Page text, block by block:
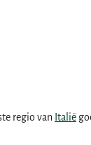
regio van Italië